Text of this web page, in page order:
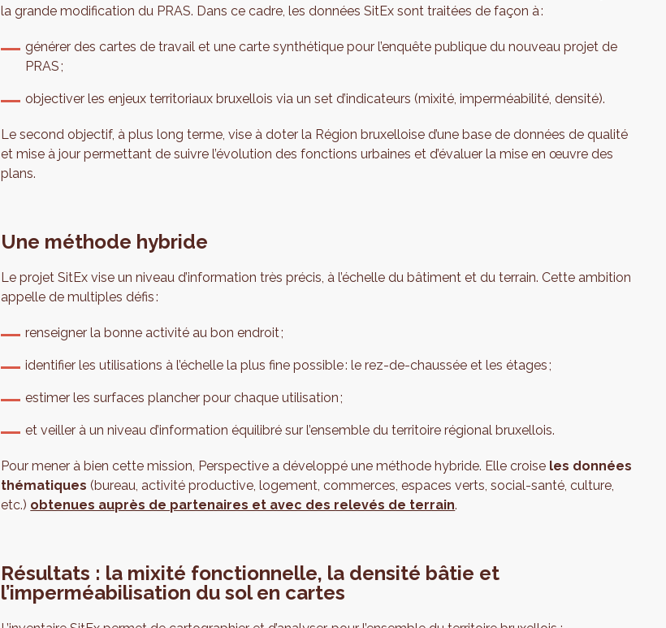
la grande modification du PRAS. Dans ce cadre, les données SitEx sont traitées de façon à :
générer des cartes de travail et une carte synthétique pour l’enquête publique du nouveau projet de
PRAS ;
objectiver les enjeux territoriaux bruxellois via un set d’indicateurs (mixité, imperméabilité, densité).
Le second objectif, à plus long terme, vise à doter la Région bruxelloise d’une base de données de qualité
et mise à jour permettant de suivre l’évolution des fonctions urbaines et d’évaluer la mise en œuvre des
plans.
Une méthode hybride
Le projet SitEx vise un niveau d’information très précis, à l’échelle du bâtiment et du terrain. Cette ambition
appelle de multiples défis :
renseigner la bonne activité au bon endroit ;
identifier les utilisations à l’échelle la plus fine possible : le rez-de-chaussée et les étages ;
estimer les surfaces plancher pour chaque utilisation ;
et veiller à un niveau d’information équilibré sur l’ensemble du territoire régional bruxellois.
Pour mener à bien cette mission, Perspective a développé une méthode hybride. Elle croise les données
thématiques (bureau, activité productive, logement, commerces, espaces verts, social-santé, culture,
etc.) obtenues auprès de partenaires et avec des relevés de terrain.
Résultats : la mixité fonctionnelle, la densité bâtie et
l’imperméabilisation du sol en cartes